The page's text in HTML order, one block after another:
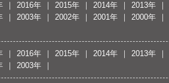
2016年 2015年 2014年 2013年
2003年 2002年 2001年 2000年
2016年 2015年 2014年 2013年
2003年